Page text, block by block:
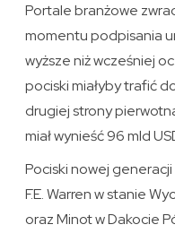
Portale branżowe
momentu podpisania
wyższe niż wcześniej
pociski miałyby trafić
drugiej strony
miał wynieść 96 mld
Pociski nowej
F.E. Warren w stanie
oraz Minot w Dakocie